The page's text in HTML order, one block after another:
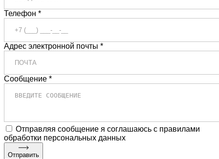
Телефон *
Адрес электронной почты *
Сообщение *
Отправляя сообщение я соглашаюсь с правилами
обработки персональных данных
Отправить